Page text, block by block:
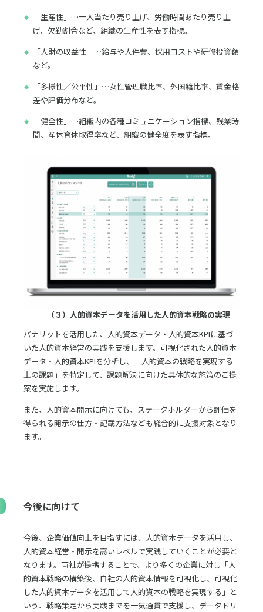
「生産性」…一人当たり売り上げ、労働時間あたり売り上
げ、欠勤割合など、組織の生産性を表す指標。
「人財の収益性」…給与や人件費、採用コストや研修投資額
など。
「多様性／公平性」…女性管理職比率、外国籍比率、賃金格
差や評価分布など。
「健全性」…組織内の各種コミュニケーション指標、残業時
間、産休育休取得率など、組織の健全度を表す指標。
（３）人的資本データを活用した人的資本戦略の実現
パナリットを活用した、人的資本データ・人的資本KPIに基づ
いた人的資本経営の実践を支援します。可視化された人的資本
データ・人的資本KPIを分析し、「人的資本の戦略を実現する
上の課題」を特定して、課題解決に向けた具体的な施策のご提
案を実施します。
また、人的資本開示に向けても、ステークホルダーから評価を
得られる開示の仕方・記載方法なども総合的に支援対象となり
ます。
今後に向けて
今後、企業価値向上を目指すには、人的資本データを活用し、
人的資本経営・開示を高いレベルで実践していくことが必要と
なります。両社が提携することで、より多くの企業に対し「人
的資本戦略の構築後、自社の人的資本情報を可視化し、可視化
した人的資本データを活用して人的資本の戦略を実現する」と
いう、戦略策定から実践までを一気通貫で支援し、データドリ